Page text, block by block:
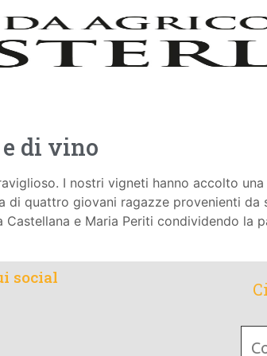
di vino
I nostri vigneti hanno accolto
di quattro giovani ragazze provenienti
e Maria Periti condividendo la
social